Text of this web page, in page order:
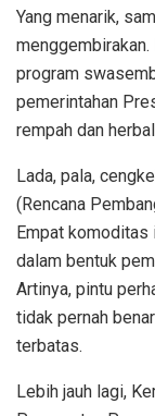
Yang menarik,
program
pemerintahan
rempah dan
Lada, pala,
(Rencana
Empat komoditas
dalam bentuk
Artinya, pintu
tidak pernah
terbatas.
Lebih jauh lagi,